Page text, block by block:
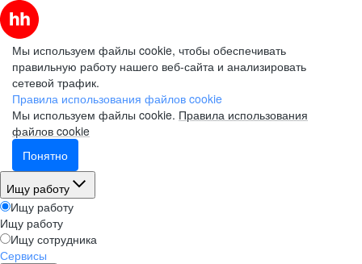
Мы используем файлы cookie, чтобы обеспечивать
правильную работу нашего веб-сайта и анализировать
сетевой трафик.
Правила использования файлов cookie
Мы используем файлы cookie. Правила использования
файлов cookie
Понятно
Ищу работу
Ищу работу
Ищу работу
Ищу сотрудника
Сервисы